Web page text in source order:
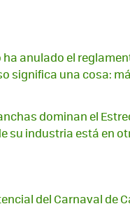
ha anulado el
significa una cosa:
dominan el
su industria está en
del Carnaval de